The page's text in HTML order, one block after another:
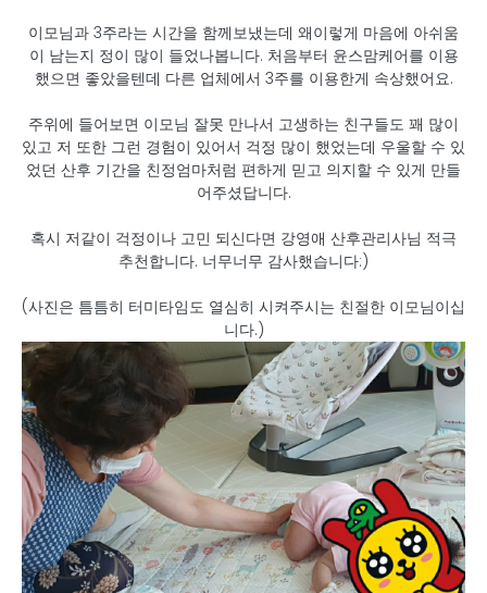
이모님과 3주라는 시간을 함께보냈는데 왜이렇게 마음에 아쉬움
이 남는지 정이 많이 들었나봅니다. 처음부터 윤스맘케어를 이용
했으면 좋았을텐데 다른 업체에서 3주를 이용한게 속상했어요.
주위에 들어보면 이모님 잘못 만나서 고생하는 친구들도 꽤 많이
있고 저 또한 그런 경험이 있어서 걱정 많이 했었는데 우울할 수 있
었던 산후 기간을 친정엄마처럼 편하게 믿고 의지할 수 있게 만들
어주셨답니다.
혹시 저같이 걱정이나 고민 되신다면 강영애 산후관리사님 적극
추천합니다. 너무너무 감사했습니다:)
(사진은 틈틈히 터미타임도 열심히 시켜주시는 친절한 이모님이십
니다.)